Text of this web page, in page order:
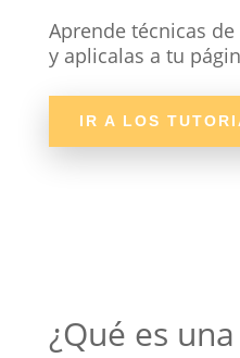
Aprende técnicas
y aplicalas a tu
IR A LOS
¿Qué es